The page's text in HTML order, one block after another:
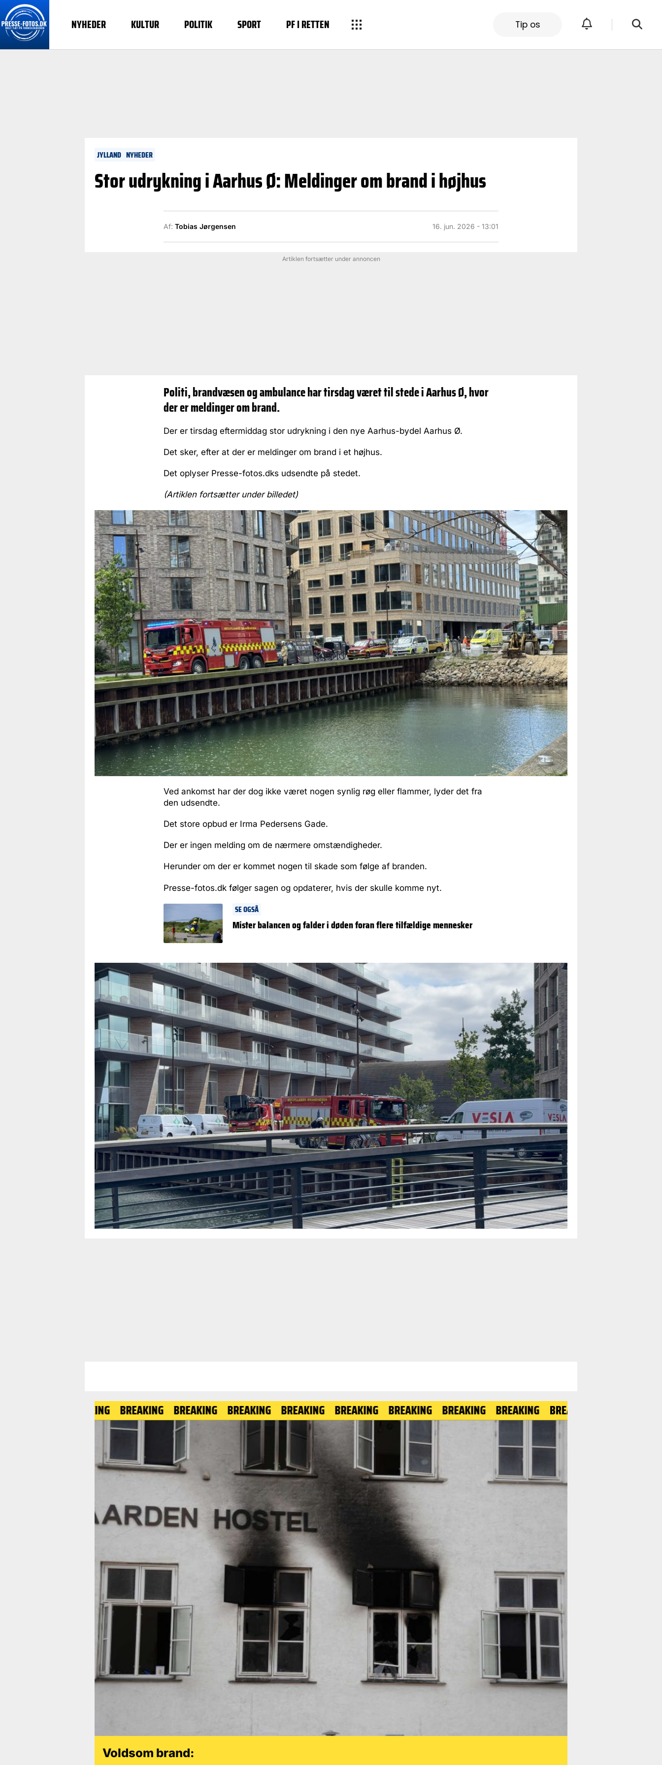
NYHEDER KULTUR POLITIK SPORT PF I RETTEN Tip os
JYLLAND NYHEDER
Stor udrykning i Aarhus Ø: Meldinger om brand i højhus
Af: Tobias Jørgensen 16. jun. 2026 - 13:01
Artiklen fortsætter under annoncen
Politi, brandvæsen og ambulance har tirsdag været til stede i Aarhus Ø, hvor
der er meldinger om brand.
Der er tirsdag eftermiddag stor udrykning i den nye Aarhus-bydel Aarhus Ø.
Det sker, efter at der er meldinger om brand i et højhus.
Det oplyser Presse-fotos.dks udsendte på stedet.
(Artiklen fortsætter under billedet)
Ved ankomst har der dog ikke været nogen synlig røg eller flammer, lyder det fra
den udsendte.
Det store opbud er Irma Pedersens Gade.
Der er ingen melding om de nærmere omstændigheder.
Herunder om der er kommet nogen til skade som følge af branden.
Presse-fotos.dk følger sagen og opdaterer, hvis der skulle komme nyt.
SE OGSÅ
Mister balancen og falder i døden foran flere tilfældige mennesker
BREAKING BREAKING BREAKING BREAKING BREAKING BREAKING BREAKING BREAKING BREAKING BREAKING
Voldsom brand: